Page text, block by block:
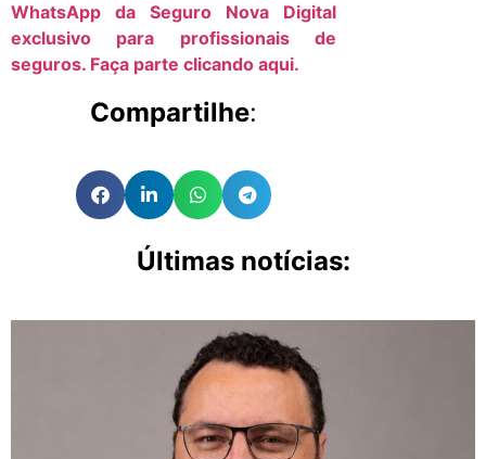
WhatsApp da Seguro Nova Digital
exclusivo para profissionais de
seguros. Faça parte clicando aqui.
Compartilhe:
Últimas notícias: